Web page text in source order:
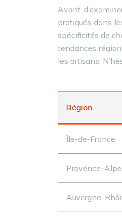
Avant
pratiqués dans
spécificités de
tendances
les artisans.
Région
Île-de-France
Provence-
Auvergne-